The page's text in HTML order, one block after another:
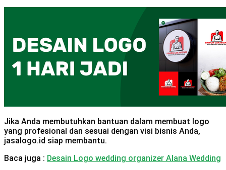
Jika Anda membutuhkan bantuan dalam membuat logo
yang profesional dan sesuai dengan visi bisnis Anda,
jasalogo.id siap membantu.
Baca juga : Desain Logo wedding organizer Alana Wedding